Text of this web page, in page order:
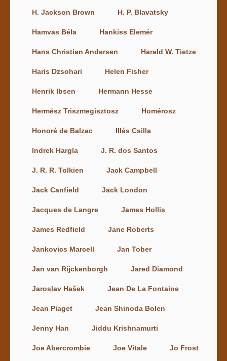
H. Jackson Brown H. P. Blavatsky
Hamvas Béla Hankiss Elemér
Hans Christian Andersen Harald W. Tietze
Haris Dzsohari Helen Fisher
Henrik Ibsen Hermann Hesse
Hermész Triszmegisztosz Homérosz
Honoré de Balzac Illés Csilla
Indrek Hargla J. R. dos Santos
J. R. R. Tolkien Jack Campbell
Jack Canfield Jack London
Jacques de Langre James Hollis
James Redfield Jane Roberts
Jankovics Marcell Jan Tober
Jan van Rijckenborgh Jared Diamond
Jaroslav Hašek Jean De La Fontaine
Jean Piaget Jean Shinoda Bolen
Jenny Han Jiddu Krishnamurti
Joe Abercrombie Joe Vitale Jo Frost